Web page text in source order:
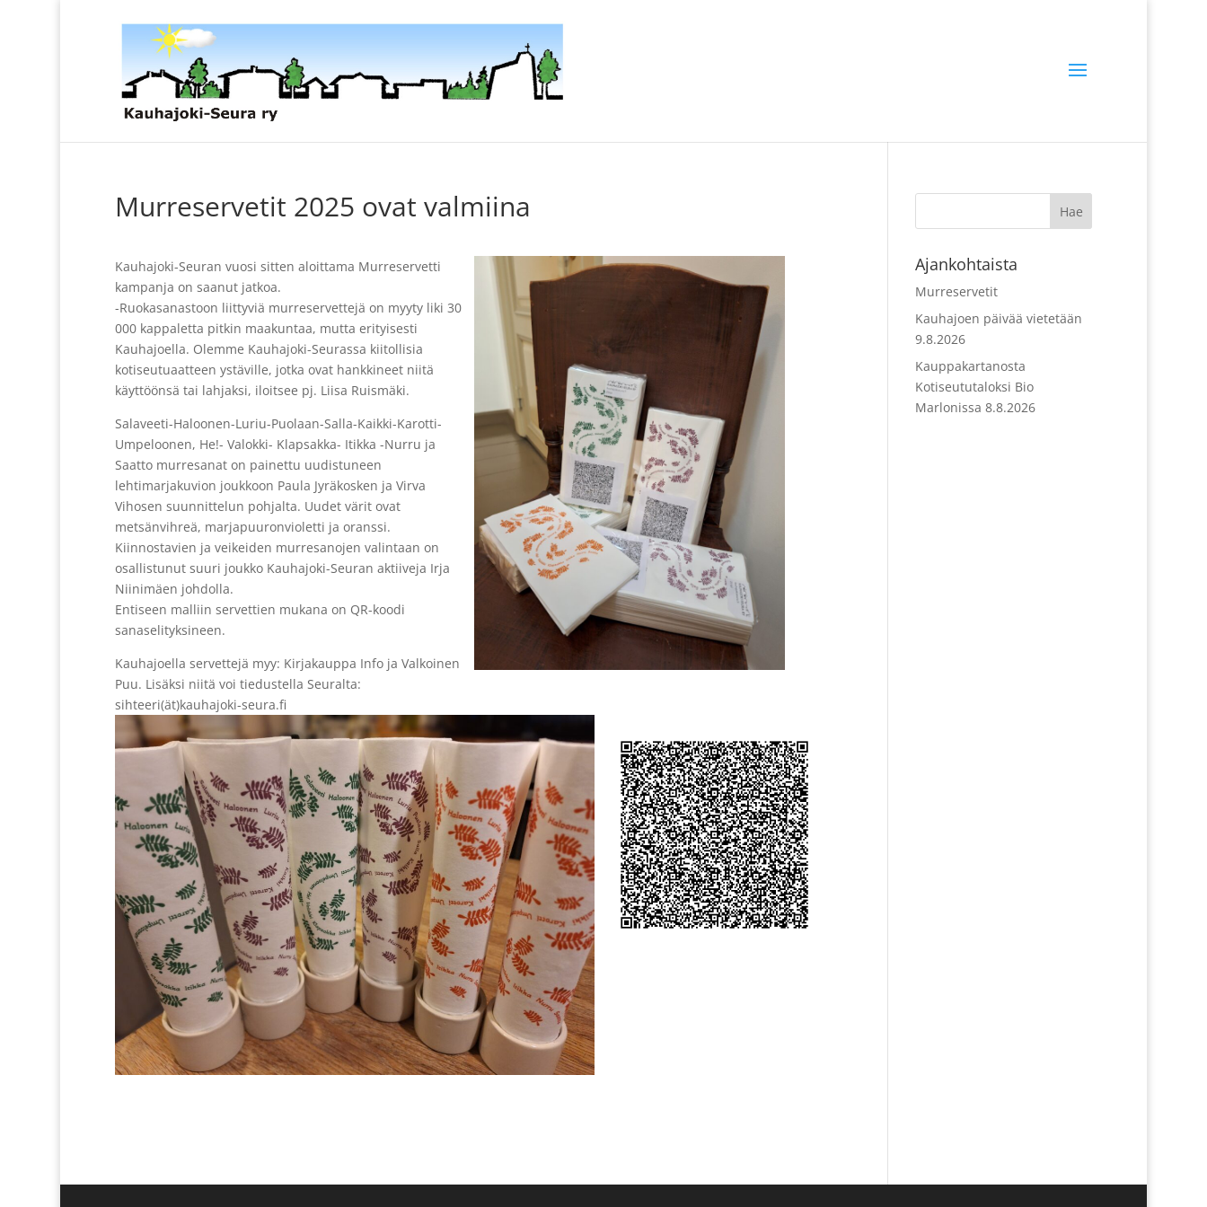
Murreservetit 2025 ovat valmiina
Kauhajoki-Seuran vuosi sitten aloittama Murreservetti
kampanja on saanut jatkoa.
-Ruokasanastoon liittyviä murreservettejä on myyty liki 30
000 kappaletta pitkin maakuntaa, mutta erityisesti
Kauhajoella. Olemme Kauhajoki-Seurassa kiitollisia
kotiseutuaatteen ystäville, jotka ovat hankkineet niitä
käyttöönsä tai lahjaksi, iloitsee pj. Liisa Ruismäki.
Salaveeti-Haloonen-Luriu-Puolaan-Salla-Kaikki-Karotti-
Umpeloonen, He!- Valokki- Klapsakka- Itikka -Nurru ja
Saatto murresanat on painettu uudistuneen
lehtimarjakuvion joukkoon Paula Jyräkosken ja Virva
Vihosen suunnittelun pohjalta. Uudet värit ovat
metsänvihreä, marjapuuronvioletti ja oranssi.
Kiinnostavien ja veikeiden murresanojen valintaan on
osallistunut suuri joukko Kauhajoki-Seuran aktiiveja Irja
Niinimäen johdolla.
Entiseen malliin servettien mukana on QR-koodi
sanaselityksineen.
Kauhajoella servettejä myy: Kirjakauppa Info ja Valkoinen
Puu. Lisäksi niitä voi tiedustella Seuralta:
sihteeri(ät)kauhajoki-seura.fi
Ajankohtaista
Murreservetit
Kauhajoen päivää vietetään
9.8.2026
Kauppakartanosta
Kotiseututaloksi Bio
Marlonissa 8.8.2026